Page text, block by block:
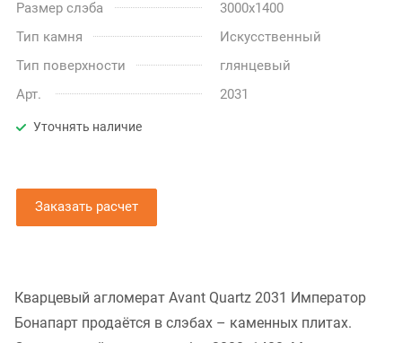
Размер слэба
3000x1400
Тип камня
Искусственный
Тип поверхности
глянцевый
Арт.
2031
Уточнять наличие
Заказать расчет
Кварцевый агломерат Avant Quartz 2031 Император
Бонапарт продаётся в слэбах – каменных плитах.